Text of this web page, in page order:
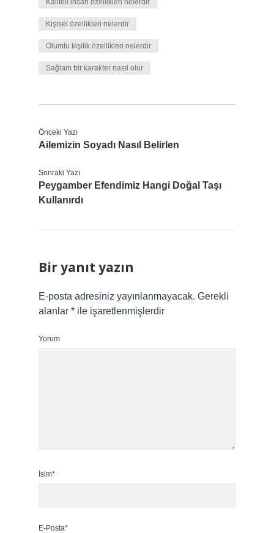
Kaliteli insan özellikleri nelerdir
Kişisel özellikleri nelerdir
Olumlu kişilik özellikleri nelerdir
Sağlam bir karakter nasıl olur
Önceki Yazı
Ailemizin Soyadı Nasıl Belirlen
Sonraki Yazı
Peygamber Efendimiz Hangi Doğal Taşı
Kullanırdı
Bir yanıt yazın
E-posta adresiniz yayınlanmayacak. Gerekli
alanlar * ile işaretlenmişlerdir
Yorum
İsim*
E-Posta*